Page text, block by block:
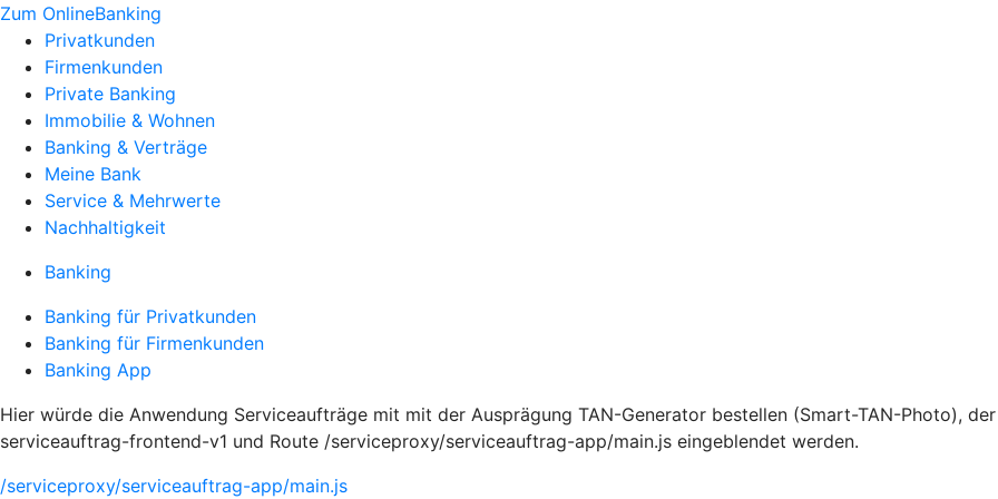
Zum OnlineBanking
Privatkunden
Firmenkunden
Private Banking
Immobilie & Wohnen
Banking & Verträge
Meine Bank
Service & Mehrwerte
Nachhaltigkeit
Banking
Banking für Privatkunden
Banking für Firmenkunden
Banking App
Hier würde die Anwendung Serviceaufträge mit mit der Ausprägung TAN-Generator bestellen (Smart-TAN-Photo),
serviceauftrag-frontend-v1 und Route /serviceproxy/serviceauftrag-app/main.js eingeblendet werden.
/serviceproxy/serviceauftrag-app/main.js